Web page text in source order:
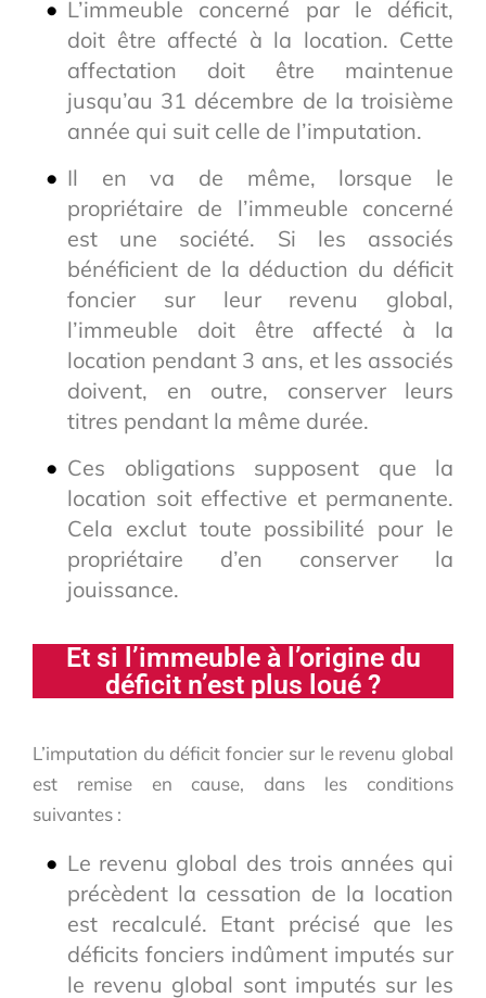
L’immeuble concerné par le déficit,
doit être affecté à la location. Cette
affectation doit être maintenue
jusqu’au 31 décembre de la troisième
année qui suit celle de l’imputation.
Il en va de même, lorsque le
propriétaire de l’immeuble concerné
est une société. Si les associés
bénéficient de la déduction du déficit
foncier sur leur revenu global,
l’immeuble doit être affecté à la
location pendant 3 ans, et les associés
doivent, en outre, conserver leurs
titres pendant la même durée.
Ces obligations supposent que la
location soit effective et permanente.
Cela exclut toute possibilité pour le
propriétaire d’en conserver la
jouissance.
Et si l’immeuble à l’origine du
déficit n’est plus loué ?
L’imputation du déficit foncier sur le revenu global
est remise en cause, dans les conditions
suivantes :
Le revenu global des trois années qui
précèdent la cessation de la location
est recalculé. Etant précisé que les
déficits fonciers indûment imputés sur
le revenu global sont imputés sur les